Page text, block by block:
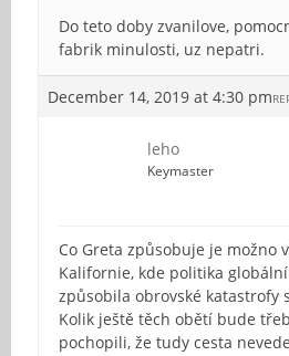
Do teto doby zvanilove,
fabrik minulosti, uz nepatri.
December 14, 2019 at 4:30 pm
leho
Keymaster
Co Greta způsobuje je možno
Kalifornie, kde politika
způsobila obrovské katastrofy
Kolik ještě těch obětí bude
pochopili, že tudy cesta